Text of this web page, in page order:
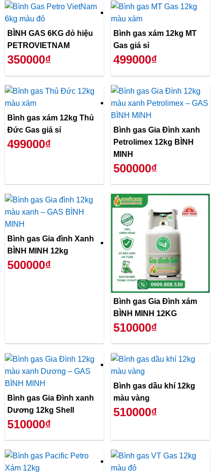
BÌNH GAS 6KG đỏ hiệu
PETROVIETNAM
350000₫
Bình gas xám 12kg MT
Gas giá sỉ
499000₫
Bình gas xám 12kg Thủ
Đức Gas giá sỉ
499000₫
Bình gas Gia Đình xanh
Petrolimex 12kg BÌNH
MINH
500000₫
Bình gas Gia đình Xanh
BÌNH MINH 12kg
500000₫
Bình gas Gia Đình xám
BÌNH MINH 12KG
510000₫
Bình gas Gia Đình xanh
Dương 12kg Shell
510000₫
Bình gas dầu khí 12kg
màu vàng
510000₫